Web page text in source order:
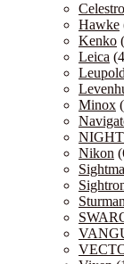
Hawke
Kenko
Leica
Minox
Nikon
Sturman